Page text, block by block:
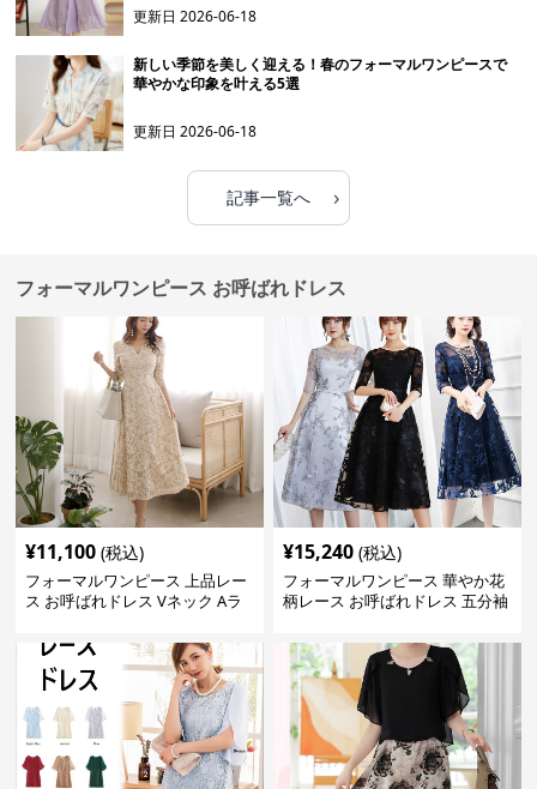
更新日2026-06-18
新しい季節を美しく迎える！春のフォーマルワンピースで
華やかな印象を叶える5選
更新日2026-06-18
記事一覧へ ›
フォーマルワンピース お呼ばれドレス
¥11,100 (税込)
フォーマルワンピース 上品レー
ス お呼ばれドレス Vネック Aラ
¥15,240 (税込)
フォーマルワンピース 華やか花
柄レース お呼ばれドレス 五分袖
ス